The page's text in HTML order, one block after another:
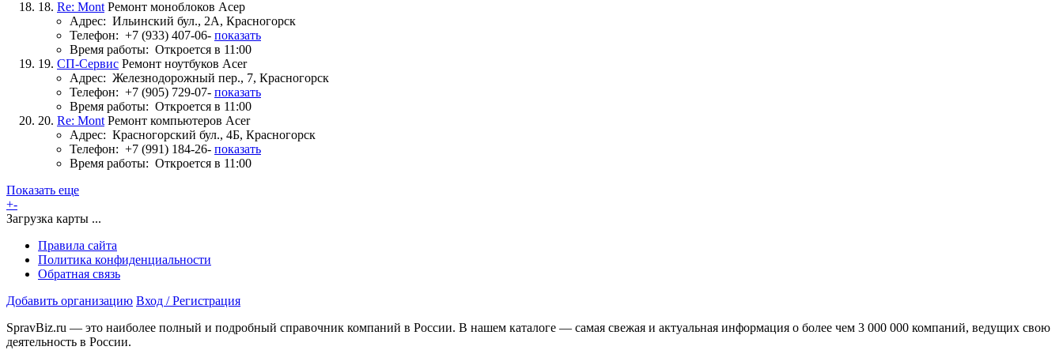
18. Re: Mont Ремонт моноблоков Асер
Адрес: Ильинский бул., 2А, Красногорск
Телефон: +7 (933) 407-06- показать
Время работы: Откроется в 11:00
19. СП-Сервис Ремонт ноутбуков Acer
Адрес: Железнодорожный пер., 7, Красногорск
Телефон: +7 (905) 729-07- показать
Время работы: Откроется в 11:00
20. Re: Mont Ремонт компьютеров Acer
Адрес: Красногорский бул., 4Б, Красногорск
Телефон: +7 (991) 184-26- показать
Время работы: Откроется в 11:00
Показать еще
+-
Загрузка карты ...
Правила сайта
Политика конфиденциальности
Обратная связь
Добавить организацию Вход / Регистрация
SpravBiz.ru — это наиболее полный и подробный справочник компаний в России. В нашем каталоге — самая свежая и актуальная информация о более чем 3 000 000 компаний, ведущих свою
деятельность в России.